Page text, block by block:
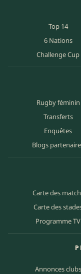
Top 14
6 Nations
Challenge Cup
Rugby féminin
Transferts
Enquêtes
Blogs
Carte des
Carte des
Programme TV
Annonces clubs